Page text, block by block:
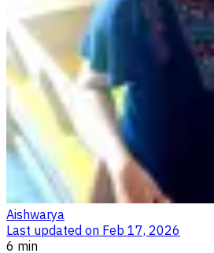
Aishwarya
Last updated on Feb 17, 2026
6 min